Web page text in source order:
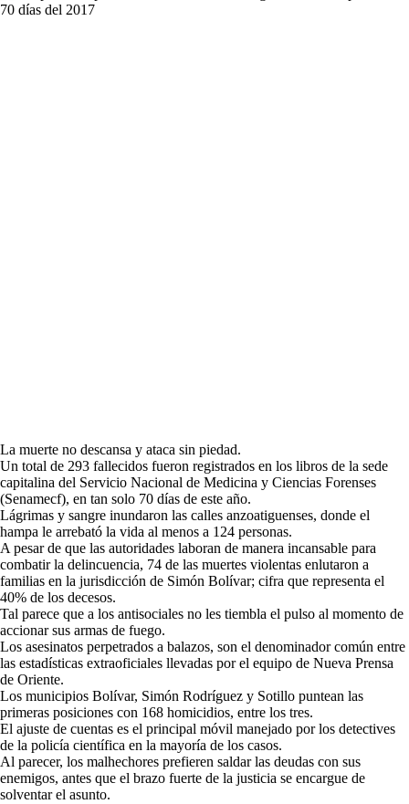
La muerte no descansa y ataca sin piedad.
Un total de 293 fallecidos fueron registrados en los libros de la sede
capitalina del Servicio Nacional de Medicina y Ciencias Forenses
(Senamecf), en tan solo 70 días de este año.
Lágrimas y sangre inundaron las calles anzoatiguenses, donde el
hampa le arrebató la vida al menos a 124 personas.
A pesar de que las autoridades laboran de manera incansable para
combatir la delincuencia, 74 de las muertes violentas enlutaron a
familias en la jurisdicción de Simón Bolívar; cifra que representa el
40% de los decesos.
Tal parece que a los antisociales no les tiembla el pulso al momento de
accionar sus armas de fuego.
Los asesinatos perpetrados a balazos, son el denominador común entre
las estadísticas extraoficiales llevadas por el equipo de Nueva Prensa
de Oriente.
Los municipios Bolívar, Simón Rodríguez y Sotillo puntean las
primeras posiciones con 168 homicidios, entre los tres.
El ajuste de cuentas es el principal móvil manejado por los detectives
de la policía científica en la mayoría de los casos.
Al parecer, los malhechores prefieren saldar las deudas con sus
enemigos, antes que el brazo fuerte de la justicia se encargue de
solventar el asunto.